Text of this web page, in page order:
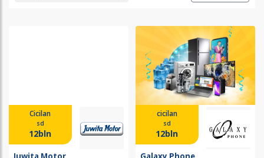
Cicilan
sd
12bln
cicilan
sd
12bln